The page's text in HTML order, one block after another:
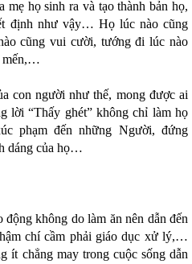
mẹ họ sinh ra và tạo thành bản họ,
định như vậy… Họ lúc nào cũng
cũng vui cười, tướng đi lúc nào
mến,…
con người như thế, mong được ai
lời “Thấy ghét” không chỉ làm họ
phạm đến những Người, đứng
dáng của họ…
không do làm ăn nên dẫn đến
chí cầm phải giáo dục xử lý,…
ít chẳng may trong cuộc sống dẫn